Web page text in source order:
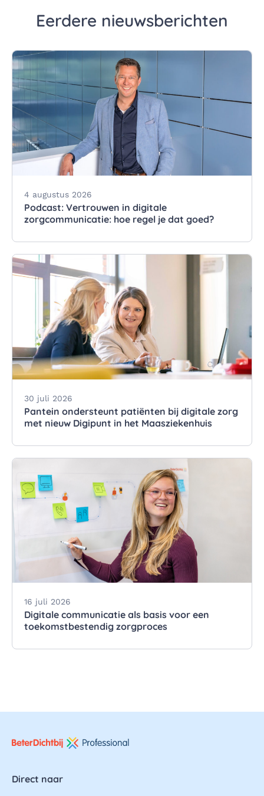
Eerdere nieuwsberichten
4 augustus 2026
Podcast: Vertrouwen in digitale
zorgcommunicatie: hoe regel je dat goed?
30 juli 2026
Pantein ondersteunt patiënten bij digitale zorg
met nieuw Digipunt in het Maasziekenhuis
16 juli 2026
Digitale communicatie als basis voor een
toekomstbestendig zorgproces
Direct naar